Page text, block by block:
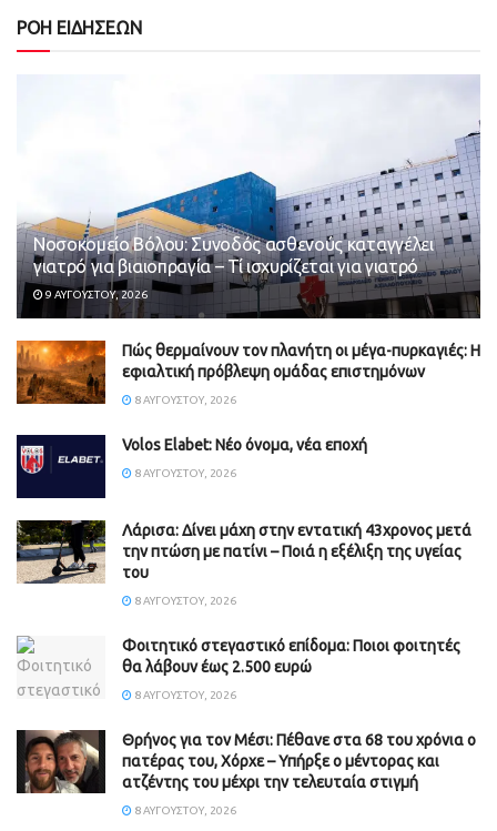
ΡΟΗ ΕΙΔΗΣΕΩΝ
Νοσοκομείο Βόλου: Συνοδός ασθενούς καταγγέλει
γιατρό για βιαιοπραγία – Τί ισχυρίζεται για γιατρό
9 ΑΥΓΟΎΣΤΟΥ, 2026
Πώς θερμαίνουν τον πλανήτη οι μέγα-πυρκαγιές: Η
εφιαλτική πρόβλεψη ομάδας επιστημόνων
8 ΑΥΓΟΎΣΤΟΥ, 2026
Volos Elabet: Νέο όνομα, νέα εποχή
8 ΑΥΓΟΎΣΤΟΥ, 2026
Λάρισα: Δίνει μάχη στην εντατική 43χρονος μετά
την πτώση με πατίνι – Ποιά η εξέλιξη της υγείας
του
8 ΑΥΓΟΎΣΤΟΥ, 2026
Φοιτητικό στεγαστικό επίδομα: Ποιοι φοιτητές
θα λάβουν έως 2.500 ευρώ
8 ΑΥΓΟΎΣΤΟΥ, 2026
Θρήνος για τον Μέσι: Πέθανε στα 68 του χρόνια ο
πατέρας του, Χόρχε – Υπήρξε ο μέντορας και
ατζέντης του μέχρι την τελευταία στιγμή
8 ΑΥΓΟΎΣΤΟΥ, 2026